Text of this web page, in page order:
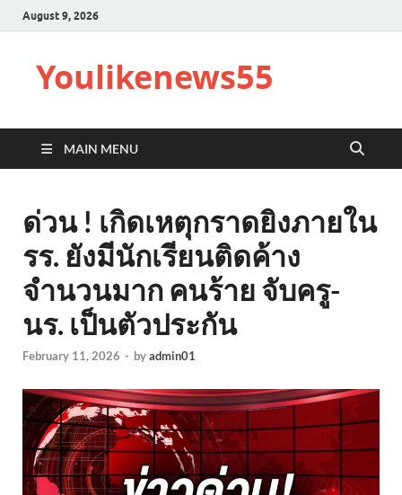
August 9, 2026
Youlikenews55
MAIN MENU
ด่วน ! เกิดเหตุกราดยิงภายใน
รร. ยังมีนักเรียนติดค้าง
จำนวนมาก คนร้าย จับครู-
นร. เป็นตัวประกัน
February 11, 2026 - byadmin01